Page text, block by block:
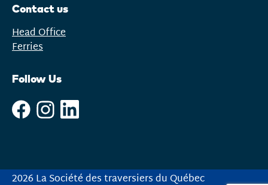
Contact us
Head Office
Ferries
Follow Us
2026 La Société des traversiers du Québec